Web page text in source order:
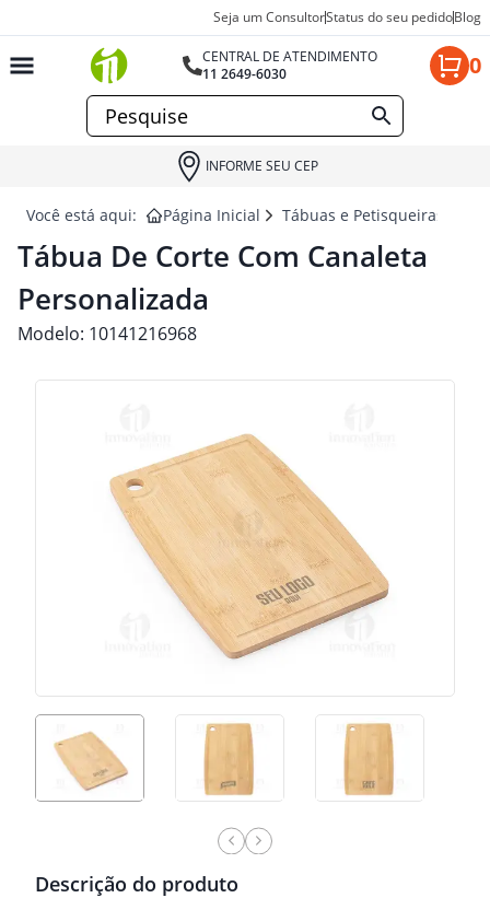
Seja um ConsultorStatus do seu pedidoBlog
CENTRAL DE ATENDIMENTO
11 2649-6030
0
INFORME SEU CEP
Você está aqui: Página Inicial Tábuas e Petisqueiras para
Tábua De Corte Com Canaleta
Personalizada
Modelo: 10141216968
Descrição do produto